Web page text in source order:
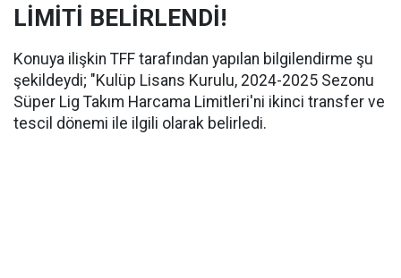
LİMİTİ BELİRLENDİ!
Konuya ilişkin TFF tarafından yapılan bilgilendirme şu
şekildeydi; "Kulüp Lisans Kurulu, 2024-2025 Sezonu
Süper Lig Takım Harcama Limitleri'ni ikinci transfer ve
tescil dönemi ile ilgili olarak belirledi.